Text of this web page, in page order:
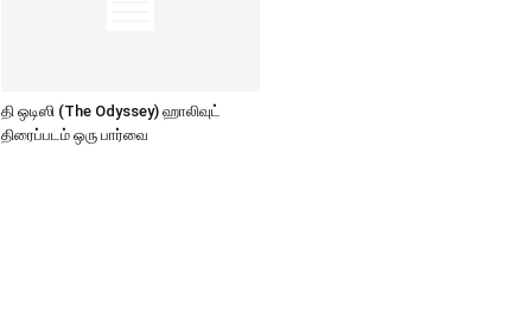
தி ஒடிஸி (The Odyssey) ஹாலிவுட்
திரைப்படம் ஒரு பார்வை